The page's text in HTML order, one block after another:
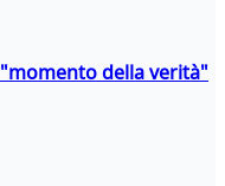
della verità"